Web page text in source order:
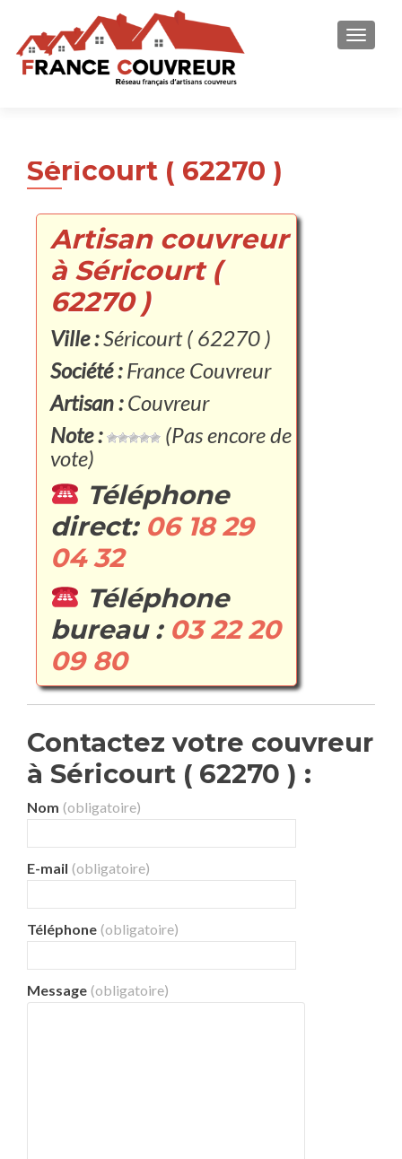
Séricourt ( 62270 )
Artisan couvreur
à Séricourt (
62270 )
Ville :Séricourt ( 62270 )
Société :France Couvreur
Artisan :Couvreur
Note :
(Pas encore de
vote)
Téléphone
direct: 06 18 29
04 32
Téléphone
bureau : 03 22 20
09 80
Contactez votre couvreur
à Séricourt ( 62270 ) :
Nom (obligatoire)
E-mail (obligatoire)
Téléphone (obligatoire)
Message (obligatoire)